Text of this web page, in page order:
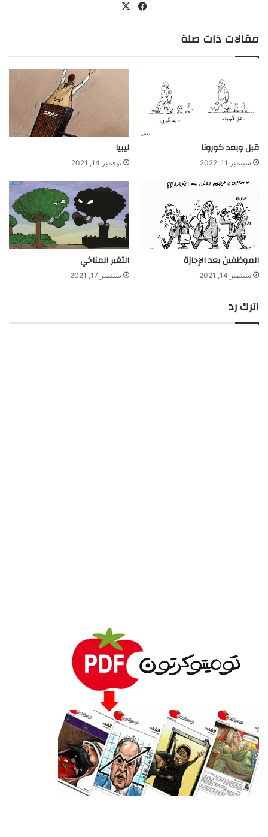
فيسبوك
مقالات ذات صلة
قبل وبعد كورونا
سبتمبر 11, 2022
ليبيا
نوفمبر 14, 2021
الموظفين بعد الإجازة
سبتمبر 14, 2021
التغير المناخي
سبتمبر 17, 2021
اترك رد